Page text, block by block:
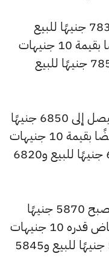
انخفض سعر عيار 24 ليصل إلى 7830 جنيهًا للبيع
و7785 جنيهًا للشراء، بعد انخفاضًا بقيمة 10 جنيهات
مقارنة بالسعر السابق الذي بلغ 7850 جنيهًا للبيع
كما سجل سعر عيار 21 انخفاضًا ليصل إلى 6850 جنيهًا
للبيع و6810 جنيهًا للشراء، منخفضًا بقيمة 10 جنيهات
عن السعر السابق الذي كان 6870 جنيهًا للبيع و6820
كما شهد سعر عيار 18 انخفاضًا ليصبح 5870 جنيهًا
للبيع و5835 جنيهًا للشراء، بانخفاض قدره 10 جنيهات
عن السعر السابق الذي بلغ 5890 جنيهًا للبيع و5845